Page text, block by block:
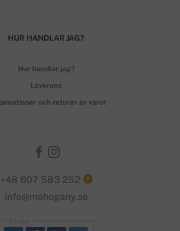
HUR HANDLAR JAG?
Hur handlar jag?
Leverans
och returer av varor
+48 607 583 252 ?
info@mahogany.se